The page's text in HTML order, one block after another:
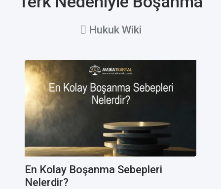
Hukuk Wiki
En Kolay Boşanma Sebepleri
Nelerdir?